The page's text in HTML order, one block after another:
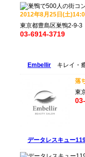
2012年8月25日(土
東京都豊島区巣鴨2-9-3
03-6914-3719
Embellir キレイ・
落
東
データレスキュー